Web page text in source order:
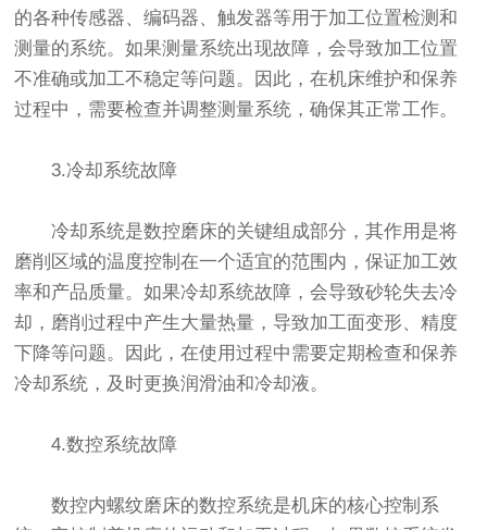
的各种传感器、编码器、触发器等用于加工位置检测和
测量的系统。如果测量系统出现故障，会导致加工位置
不准确或加工不稳定等问题。因此，在机床维护和保养
过程中，需要检查并调整测量系统，确保其正常工作。
3.冷却系统故障
冷却系统是数控磨床的关键组成部分，其作用是将
磨削区域的温度控制在一个适宜的范围内，保证加工效
率和产品质量。如果冷却系统故障，会导致砂轮失去冷
却，磨削过程中产生大量热量，导致加工面变形、精度
下降等问题。因此，在使用过程中需要定期检查和保养
冷却系统，及时更换润滑油和冷却液。
4.数控系统故障
数控内螺纹磨床的数控系统是机床的核心控制系